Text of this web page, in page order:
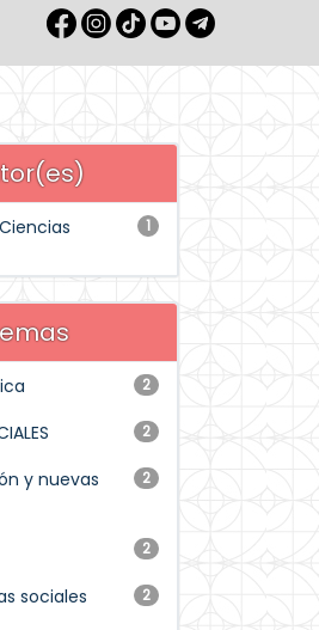
1
2
2
2
y nuevas
2
2
sociales